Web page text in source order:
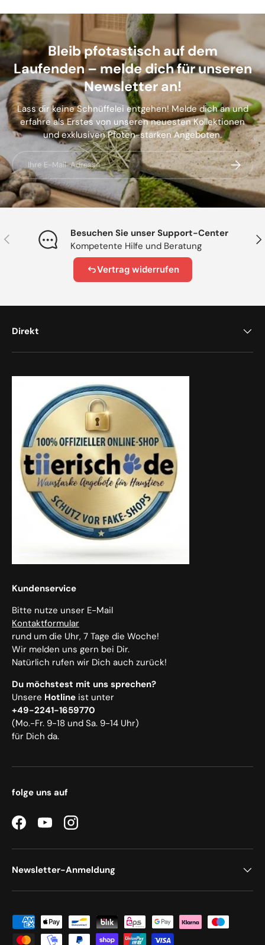
Bleib pfotastisch auf dem
Laufenden – melde dich für unseren
Newsletter an!
Lass dir keine Schnüffelei entgehen! Melde dich an und
erfahre als Erstes von unseren neuesten Kollektionen
und exklusiven Pfoten-starken Angeboten.
Vorherige
Besuchen Sie unser Support-Center
Kompetente Hilfe und Beratung
Vertrag widerrufen
Direkt
Kundenservice
Bitte nutze unser E-Mail
Kontaktformular
rund um die Uhr, 7 Tage die Woche!
Wir melden uns gern bei Dir.
Natürlich rufen wir Dich auch zurück!
Du möchstest mit uns sprechen?
Unsere Hotline ist unter
+49-2241-1659770
(Mo.-Fr. 9-18 und Sa. 9-14 Uhr)
für Dich da.
folge uns auf
FacebookYouTubeInstagram
Newsletter-Anmeldung
Zahlungsmethoden